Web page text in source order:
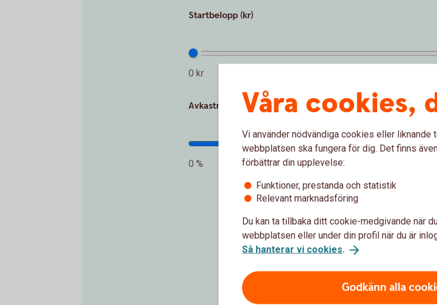
Startbelopp (kr)
0 kr
Avkastning per år (%)
0 %
Förväntat sparbelopp
172
Insättningar från dig är 120 000 kr.
Logga in och börja
Våra cookies,
Vi använder nödvändiga cookies eller liknande
webbplatsen ska fungera för dig. Det finns
förbättrar din upplevelse:
Funktioner, prestanda och statistik
Relevant marknadsföring
Du kan ta tillbaka ditt cookie-medgivande när
webbplatsen eller under din profil när du är
Så hanterar vi cookies.
Godkänn alla